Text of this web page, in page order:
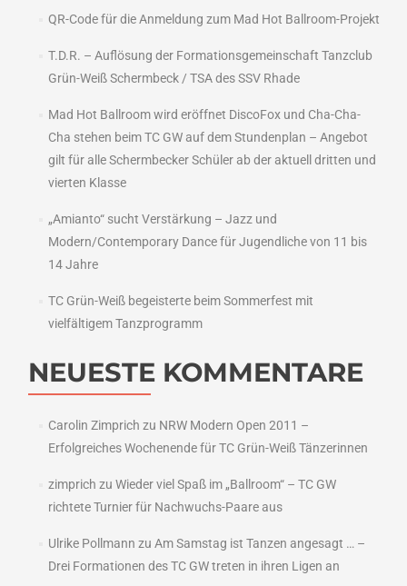
QR-Code für die Anmeldung zum Mad Hot Ballroom-Projekt
T.D.R. – Auflösung der Formationsgemeinschaft Tanzclub
Grün-Weiß Schermbeck / TSA des SSV Rhade
Mad Hot Ballroom wird eröffnet DiscoFox und Cha-Cha-
Cha stehen beim TC GW auf dem Stundenplan – Angebot
gilt für alle Schermbecker Schüler ab der aktuell dritten und
vierten Klasse
„Amianto“ sucht Verstärkung – Jazz und
Modern/Contemporary Dance für Jugendliche von 11 bis
14 Jahre
TC Grün-Weiß begeisterte beim Sommerfest mit
vielfältigem Tanzprogramm
NEUESTE KOMMENTARE
Carolin Zimprich zu NRW Modern Open 2011 –
Erfolgreiches Wochenende für TC Grün-Weiß Tänzerinnen
zimprich zu Wieder viel Spaß im „Ballroom“ – TC GW
richtete Turnier für Nachwuchs-Paare aus
Ulrike Pollmann zu Am Samstag ist Tanzen angesagt … –
Drei Formationen des TC GW treten in ihren Ligen an